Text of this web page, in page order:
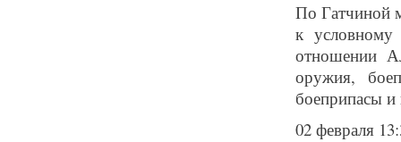
По Гатчиной
к
отношении
оружия,
боеприпасы и
02 февраля